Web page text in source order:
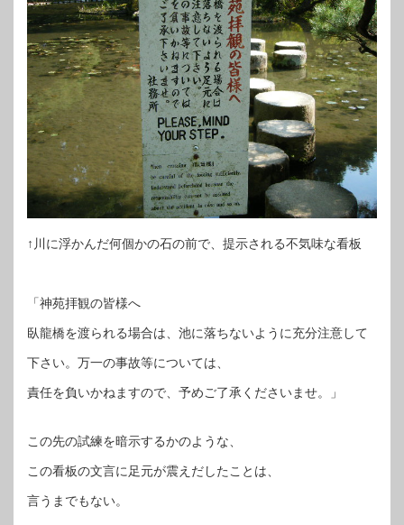
↑川に浮かんだ何個かの石の前で、提示される不気味な看板
「神苑拝観の皆様へ
臥龍橋を渡られる場合は、池に落ちないように充分注意して
下さい。万一の事故等については、
責任を負いかねますので、予めご了承くださいませ。」
この先の試練を暗示するかのような、
この看板の文言に足元が震えだしたことは、
言うまでもない。